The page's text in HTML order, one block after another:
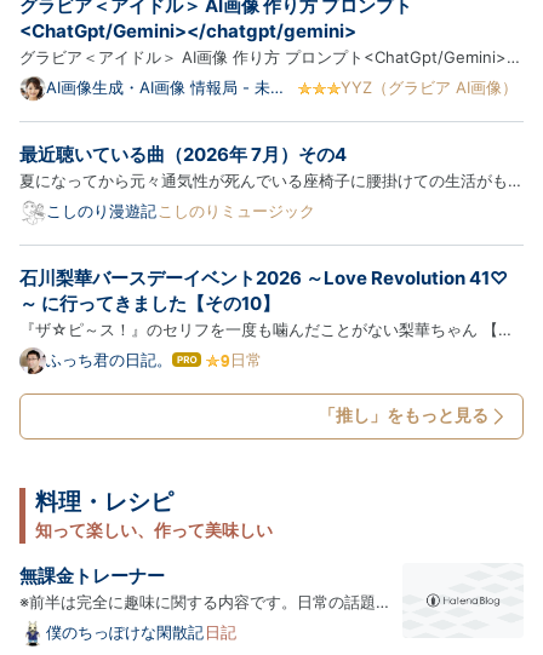
優として着実に出演作品を増やしています。 2025年
にはフジテレ…
ブ
ロ
グ
Pro
グラビア＜アイドル＞ AI画像 作り方 プロンプト
<ChatGpt/Gemini></chatgpt/gemini>
グラビア＜アイドル＞ AI画像 作り方 プロンプト<ChatGpt/Gemini>
グラビア＜アイドル＞ AI画像 作り方 プロンプト<ChatGpt/Gemini>
先端の画像生成AIを活用したア</chatgpt/gemini>
</chatgpt/gemini>…
AI画像生成・AI画像 情報局 - 未来
YYZ（グラビア AI画像）
最近聴いている曲（2026年 7月）その4
夏になってから元々通気性が死んでいる座椅子に腰掛けての生活がもっ
とダルい。こもった熱が出て行かないことで尻や腿の裏が無駄に温ま
こしのり漫遊記 こしのりミュージック
石川梨華バースデーイベント2026 ～Love Revolution 41♡
～ に行ってきました【その10】
『ザ☆ピ～ス！』のセリフを一度も噛んだことがない梨華ちゃん 【指
弾き】ガチ恋おじさんがモーニング娘。の「ザ☆ピ～ス！」をベース
す。梨華ちゃん41歳のバースデーイベント日記の途中ですが、先日、
You…
ふっち君の日記。 は
Pro
日常
「推し」をもっと見る
料理・レシピ
知って楽しい、作って美味しい
無課金トレーナー
※前半は完全に趣味に関する内容です。日常の話題は
後半になります。 去年の今頃もポケモン関係の記事を
僕のちっぽけな閑散記日記